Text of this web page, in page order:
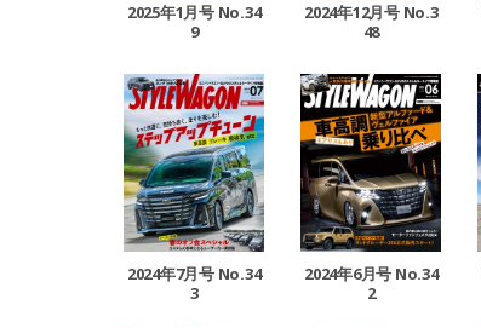
2025年1月号 No.34
9
2024年12月号 No.3
48
2024年7月号 No.34
3
2024年6月号 No.34
2